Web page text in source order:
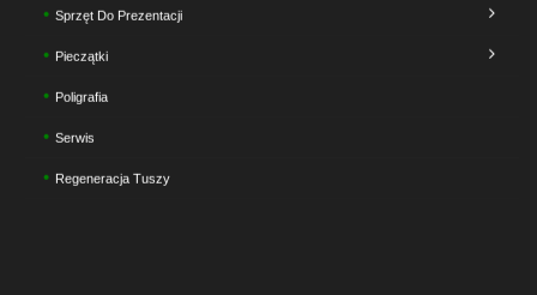
Sprzęt Do Prezentacji
Pieczątki
Poligrafia
Serwis
Regeneracja Tuszy